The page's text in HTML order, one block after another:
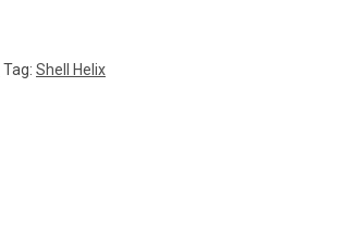
Tag: Shell Helix